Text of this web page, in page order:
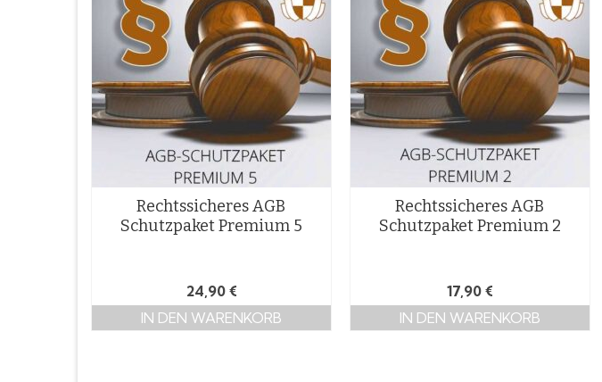
Rechtssicheres AGB
Schutzpaket Premium 5
24,90 €
IN DEN WARENKORB
Rechtssicheres AGB
Schutzpaket Premium 2
17,90€
IN DEN WARENKORB